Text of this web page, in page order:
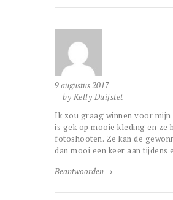
9 augustus 2017
by Kelly Duijstet
Ik zou graag winnen voor mijn
is gek op mooie kleding en ze
fotoshooten. Ze kan de
dan mooi een keer aan tijdens
Beantwoorden